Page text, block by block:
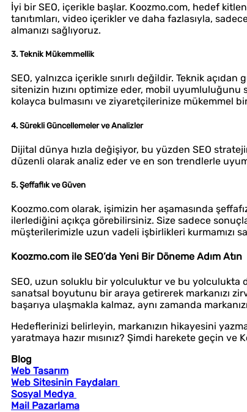
İyi bir SEO, içerikle başlar. Koozmo.com, hedef
tanıtımları, video içerikler ve daha fazlasıyla,
almanızı sağlıyoruz.
3. Teknik Mükemmellik
SEO, yalnızca içerikle sınırlı değildir. Teknik
sitenizin hızını optimize eder, mobil uyumluluğunu
kolayca bulmasını ve ziyaretçilerinize mükemmel
4. Sürekli Güncellemeler ve Analizler
Dijital dünya hızla değişiyor, bu yüzden SEO
düzenli olarak analiz eder ve en son trendlerle
5. Şeffaflık ve Güven
Koozmo.com olarak, işimizin her aşamasında
ilerlediğini açıkça görebilirsiniz. Size sadece
müşterilerimizle uzun vadeli işbirlikleri kurmamızı
Koozmo.com ile SEO’da Yeni Bir Döneme Adım Atın
SEO, uzun soluklu bir yolculuktur ve bu yolculukta
sanatsal boyutunu bir araya getirerek markanızı
başarıya ulaşmakla kalmaz, aynı zamanda
Hedeflerinizi belirleyin, markanızın hikayesini
yaratmaya hazır mısınız? Şimdi harekete geçin ve
Blog
Web Tasarım
Web Sitesinin Faydaları
Sosyal Medya
Mail Pazarlama